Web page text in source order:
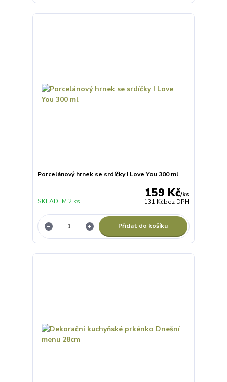
Porcelánový hrnek se srdíčky I Love You 300 ml
159 Kč/ks
131 Kčbez DPH
SKLADEM 2 ks
Přidat do košíku